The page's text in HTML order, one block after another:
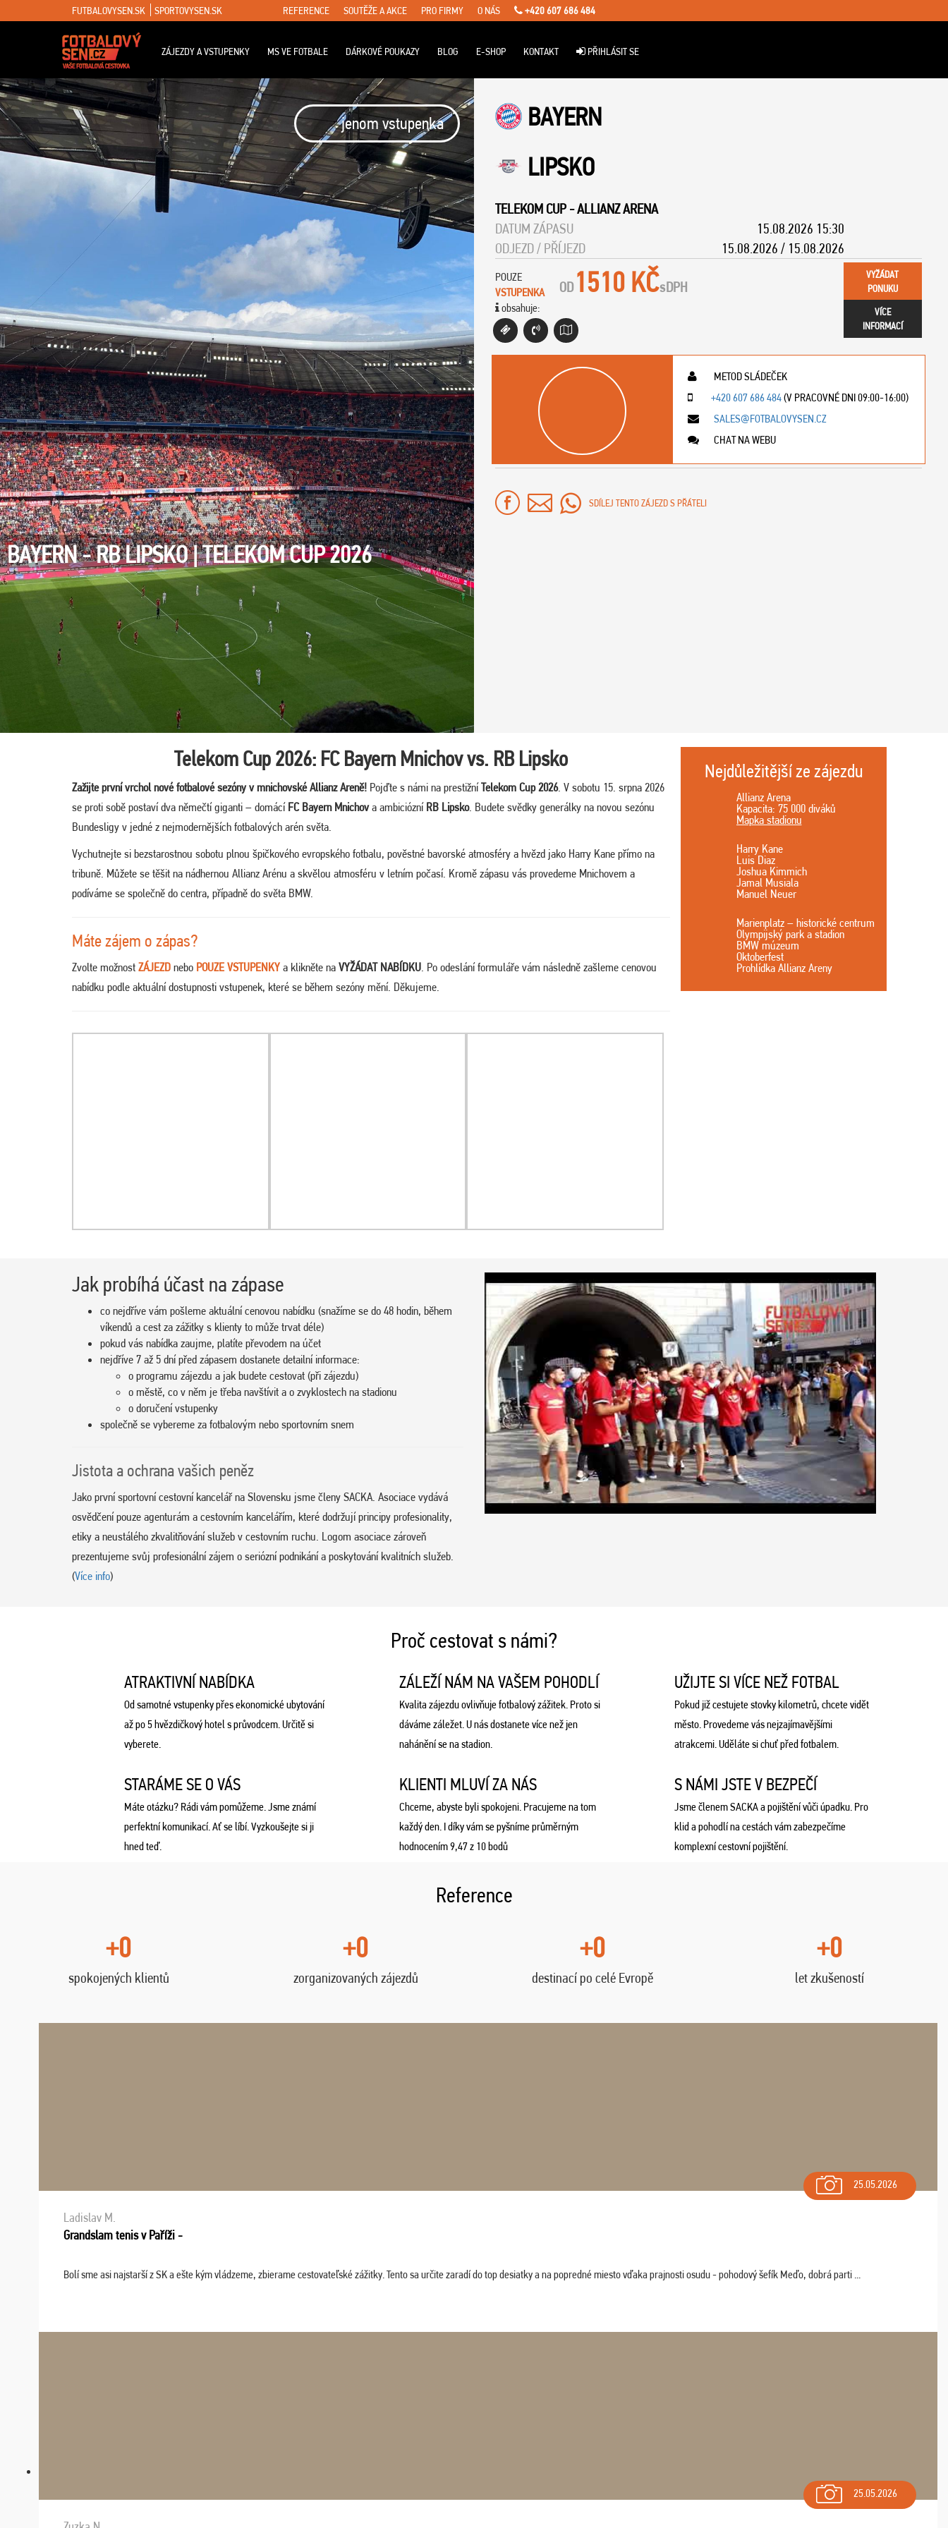
FUTBALOVYSEN.SK SPORTOVYSEN.SK REFERENCE SOUTĚŽE A AKCE PRO FIRMY O NÁS +420 607 686 484
ZÁJEZDY A VSTUPENKY MS VE FOTBALE DÁRKOVÉ POUKAZY BLOG E-SHOP KONTAKT PŘIHLÁSIT SE
jenom vstupenka
BAYERN - RB LIPSKO | TELEKOM CUP 2026
BAYERN
LIPSKO
TELEKOM CUP-ALLIANZ ARENA
DATUM ZÁPASU
15.08.2026 15:30
ODJEZD / PŘÍJEZD
15.08.2026 / 15.08.2026
POUZE
VSTUPENKA
obsahuje:
OD 1510 KČsDPH
VYŽÁDAT
PONUKU
VÍCE
INFORMACÍ
METOD SLÁDEČEK
+420 607 686 484(V PRACOVNÉ DNI 09:00-16:00)
SALES@FOTBALOVYSEN.CZ
CHAT NA WEBU
SDÍLEJ TENTO ZÁJEZD S PŘÁTELI
Telekom Cup 2026: FC Bayern Mnichov vs. RB Lipsko
Zažijte první vrchol nové fotbalové sezóny v mnichovské Allianz Areně! Pojďte s námi na prestižníTelekom Cup 2026. V sobotu 15. srpna 2026
se proti sobě postaví dva němečtí giganti – domácí FC Bayern Mnichova ambiciózní RB Lipsko. Budete svědky generálky na novou sezónu
Bundesligy v jedné z nejmodernějších fotbalových arén světa.
Vychutnejte si bezstarostnou sobotu plnou špičkového evropského fotbalu, pověstné bavorské atmosféry a hvězd jako Harry Kane přímo na
tribuně. Můžete se těšit na nádhernou Allianz Arénu a skvělou atmosféru v letním počasí. Kromě zápasu vás provedeme Mnichovem a
podíváme se společně do centra, případně do světa BMW.
Máte zájem o zápas?
Zvolte možnost ZÁJEZD nebo POUZE VSTUPENKY a klikněte na VYŽÁDAT NABÍDKU. Po odeslání formuláře vám následně zašleme cenovou
nabídku podle aktuální dostupnosti vstupenek, které se během sezóny mění. Děkujeme.
Nejdůležitější ze zájezdu
Allianz Arena
Kapacita: 75 000 diváků
Mapka stadionu
Harry Kane
Luis Diaz
Joshua Kimmich
Jamal Musiala
Manuel Neuer
Marienplatz – historické centrum
Olympijský park a stadion
BMW múzeum
Oktoberfest
Prohlídka Allianz Areny
Jak probíhá účast na zápase
co nejdříve vám pošleme aktuální cenovou nabídku (snažíme se do 48 hodin, během
víkendů a cest za zážitky s klienty to může trvat déle)
pokud vás nabídka zaujme, platíte převodem na účet
nejdříve 7 až 5 dní před zápasem dostanete detailní informace:
o programu zájezdu a jak budete cestovat (při zájezdu)
o městě, co v něm je třeba navštívit a o zvyklostech na stadionu
o doručení vstupenky
společně se vybereme za fotbalovým nebo sportovním snem
Jistota a ochrana vašich peněz
Jako první sportovní cestovní kancelář na Slovensku jsme členy SACKA. Asociace vydává
osvědčení pouze agenturám a cestovním kancelářím, které dodržují principy profesionality,
etiky a neustálého zkvalitňování služeb v cestovním ruchu. Logom asociace zároveň
prezentujeme svůj profesionální zájem o seriózní podnikání a poskytování kvalitních služeb.
(Více info)
Proč cestovat s námi?
ATRAKTIVNÍ NABÍDKA
Od samotné vstupenky přes ekonomické ubytování
až po 5 hvězdičkový hotel s průvodcem. Určitě si
vyberete.
ZÁLEŽÍ NÁM NA VAŠEM POHODLÍ
Kvalita zájezdu ovlivňuje fotbalový zážitek. Proto si
dáváme záležet. U nás dostanete více než jen
nahánění se na stadion.
UŽIJTE SI VÍCE NEŽ FOTBAL
Pokud již cestujete stovky kilometrů, chcete vidět
město. Provedeme vás nejzajímavějšími
atrakcemi. Uděláte si chuť před fotbalem.
STARÁME SE O VÁS
Máte otázku? Rádi vám pomůžeme. Jsme známí
perfektní komunikací. Ať se líbí. Vyzkoušejte si ji
hned teď.
KLIENTI MLUVÍ ZA NÁS
Chceme, abyste byli spokojeni. Pracujeme na tom
každý den. I díky vám se pyšníme průměrným
hodnocením 9,47 z 10 bodů
S NÁMI JSTE V BEZPEČÍ
Jsme členem SACKA a pojištění vůči úpadku. Pro
klid a pohodlí na cestách vám zabezpečíme
komplexní cestovní pojištění.
Reference
+0
spokojených klientů
+0
zorganizovaných zájezdů
+0
destinací po celé Evropě
+0
let zkušeností
25.05.2026
Ladislav M.
Grandslam tenis v Paříži -
Bolí sme asi najstarší z SK a ešte kým vládzeme, zbierame cestovateľské zážitky. Tento sa určite zaradí do top desiatky a na popredné miesto vďaka prajnosti osudu - pohodový šefík Meďo, dobrá parti ...
25.05.2026